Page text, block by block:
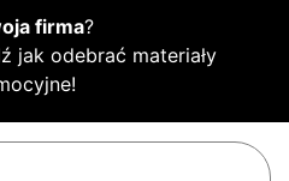
firma?
jak odebrać materiały